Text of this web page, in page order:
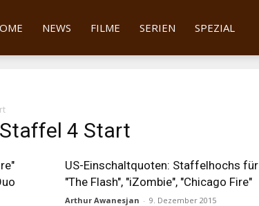
NEWS FILME SERIEN SPEZIAL
4 Start
US-Einschaltquoten: Staffelhochs für
"The Flash", "iZombie", "Chicago Fire"
Arthur Awanesjan - 9. Dezember 2015